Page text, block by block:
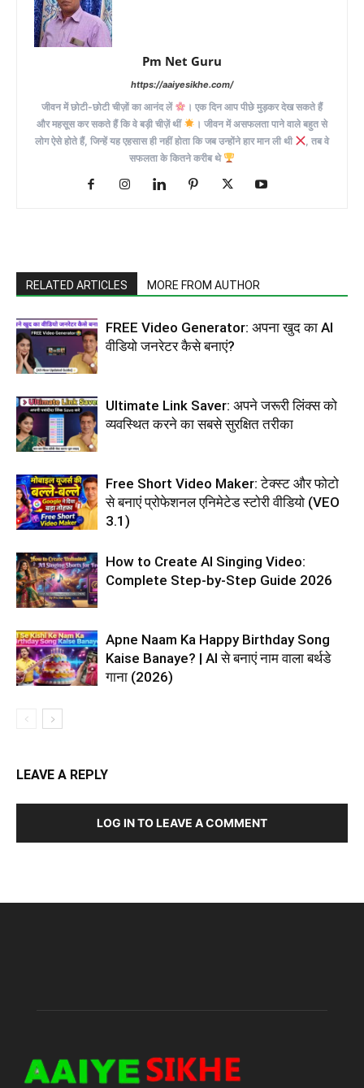
Pm Net Guru
https://aaiyesikhe.com/
जीवन में छोटी-छोटी चीज़ों का आनंद लें
। एक दिन आप पीछे मुड़कर देख सकते हैं
और महसूस कर सकते हैं कि वे बड़ी चीज़ें थीं
। जीवन में असफलता पाने वाले बहुत से
लोग ऐसे होते हैं, जिन्हें यह एहसास ही नहीं होता कि जब उन्होंने हार मान ली थी
, तब वे
सफलता के कितने करीब थे
RELATED ARTICLES MORE FROM AUTHOR
FREE Video Generator: अपना खुद का AI
वीडियो जनरेटर कैसे बनाएं?
Ultimate Link Saver: अपने जरूरी लिंक्स को
व्यवस्थित करने का सबसे सुरक्षित तरीका
Free Short Video Maker: टेक्स्ट और फोटो
से बनाएं प्रोफेशनल एनिमेटेड स्टोरी वीडियो (VEO
3.1)
How to Create AI Singing Video:
Complete Step-by-Step Guide 2026
Apne Naam Ka Happy Birthday Song
Kaise Banaye? | AI से बनाएं नाम वाला बर्थडे
गाना (2026)
LEAVE A REPLY
LOG IN TO LEAVE A COMMENT